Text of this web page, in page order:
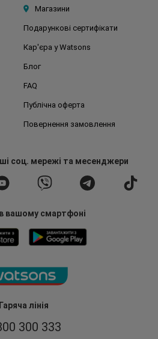
Гаряча лінія
300 333
Магазини
Подарункові сертифікати
Кар'єра у Watsons
Блог
FAQ
Публічна оферта
Повернення замовлення
соц. мережі та месенджери
вашому смартфоні